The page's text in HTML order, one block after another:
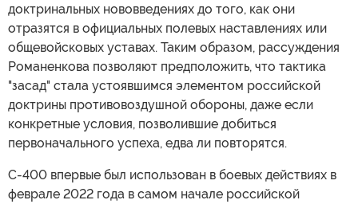
доктринальных нововведениях до того, как они
отразятся в официальных полевых наставлениях или
общевойсковых уставах. Таким образом, рассуждения
Романенкова позволяют предположить, что тактика
"засад" стала устоявшимся элементом российской
доктрины противовоздушной обороны, даже если
конкретные условия, позволившие добиться
первоначального успеха, едва ли повторятся.
С-400 впервые был использован в боевых действиях в
феврале 2022 года в самом начале российской